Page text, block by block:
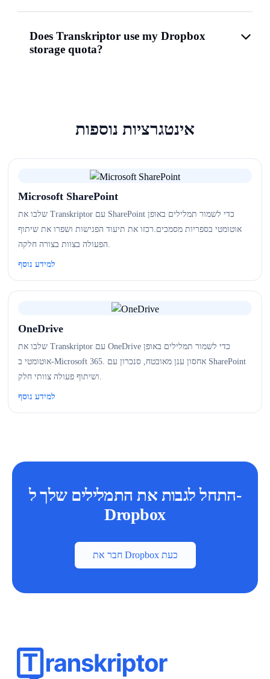
Does Transkriptor use my Dropbox
storage quota?
אינטגרציות נוספות
Microsoft SharePoint
שלבו את Transkriptor עם SharePoint כדי לשמור תמלילים באופן
אוטומטי בספריות מסמכים.רכזו את תיעוד הפגישות ושפרו את שיתוף
הפעולה בצוות בצורה חלקה.
למידע נוסף
OneDrive
שלבו את Transkriptor עם OneDrive כדי לשמור תמלילים באופן
אוטומטי ב-Microsoft 365. אחסון ענן מאובטח, סנכרון עם SharePoint
ושיתוף פעולה צוותי חלק.
למידע נוסף
התחל לגבות את התמלילים שלך ל-
Dropbox
חבר את Dropbox כעת